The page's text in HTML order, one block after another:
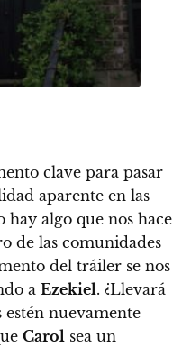
clave para pasar
aparente en las
hay algo que nos hace
de las comunidades
del tráiler se nos
a Ezekiel. ¿Llevará
estén nuevamente
Carol sea un